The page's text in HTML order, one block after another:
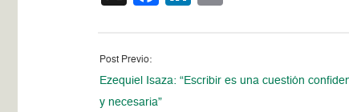
Post Previo:
Ezequiel Isaza: “Escribir es una cuestión
y necesaria”